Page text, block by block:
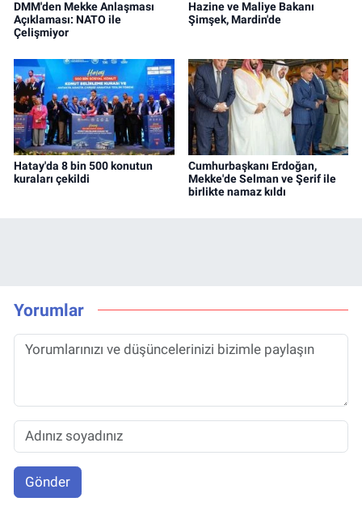
DMM'den Mekke Anlaşması
Açıklaması: NATO ile
Çelişmiyor
Hazine ve Maliye Bakanı
Şimşek, Mardin'de
Hatay'da 8 bin 500 konutun
kuraları çekildi
Cumhurbaşkanı Erdoğan,
Mekke'de Selman ve Şerif ile
birlikte namaz kıldı
Yorumlar
Gönder